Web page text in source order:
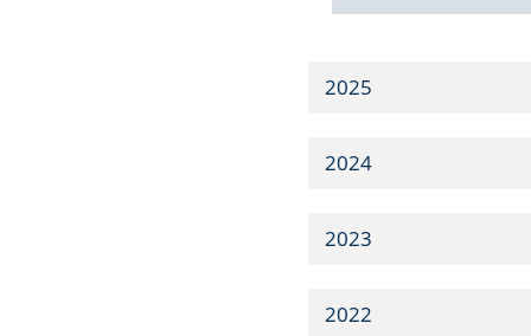
2025
2024
2023
2022